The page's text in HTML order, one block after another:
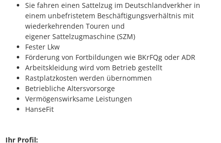
Sie fahren einen Sattelzug im Deutschlandverkher in
einem unbefristetem Beschäftigungsverhältnis mit
wiederkehrenden Touren und
eigener Sattelzugmaschine (SZM)
Fester Lkw
Förderung von Fortbildungen wie BKrFQg oder ADR
Arbeitskleidung wird vom Betrieb gestellt
Rastplatzkosten werden übernommen
Betriebliche Altersvorsorge
Vermögenswirksame Leistungen
HanseFit
Ihr Profil: